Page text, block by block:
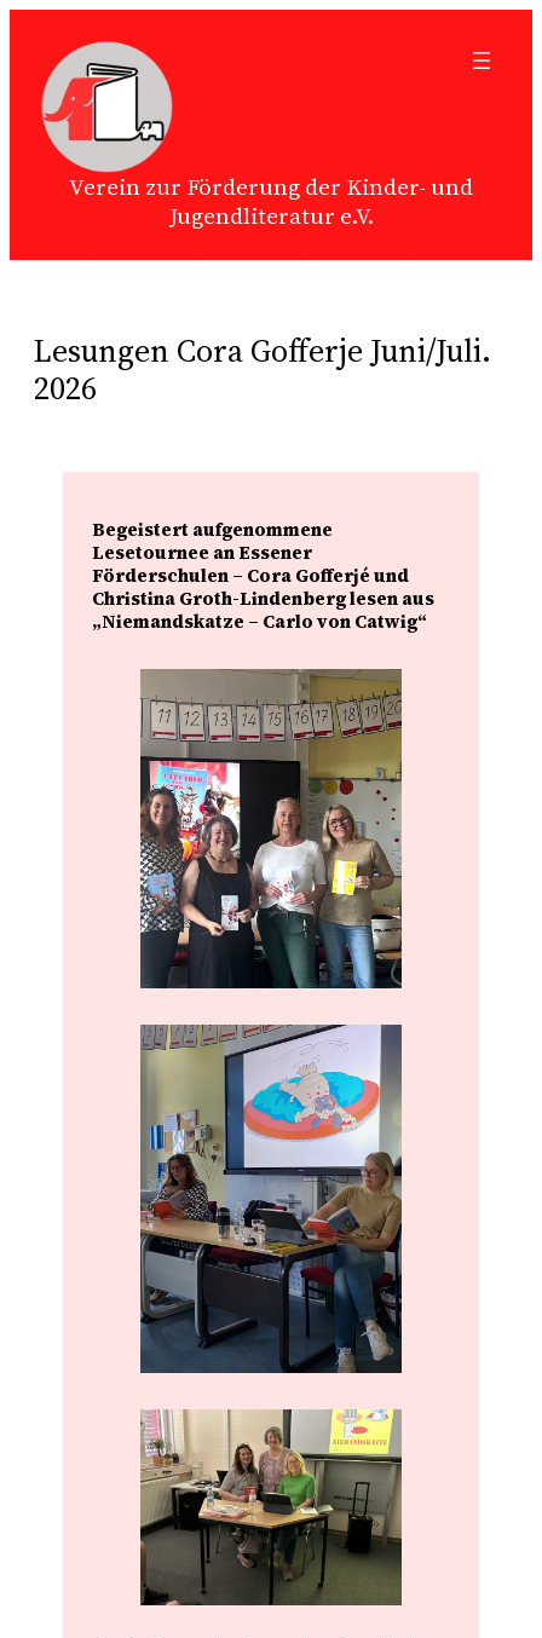
springen
Verein zur Förderung der Kinder- und
Jugendliteratur e.V.
Lesungen Cora Gofferje Juni/Juli.
2026
Begeistert aufgenommene
Lesetournee an Essener
Förderschulen – Cora Gofferjé und
Christina Groth-Lindenberg lesen aus
„Niemandskatze – Carlo von Catwig“